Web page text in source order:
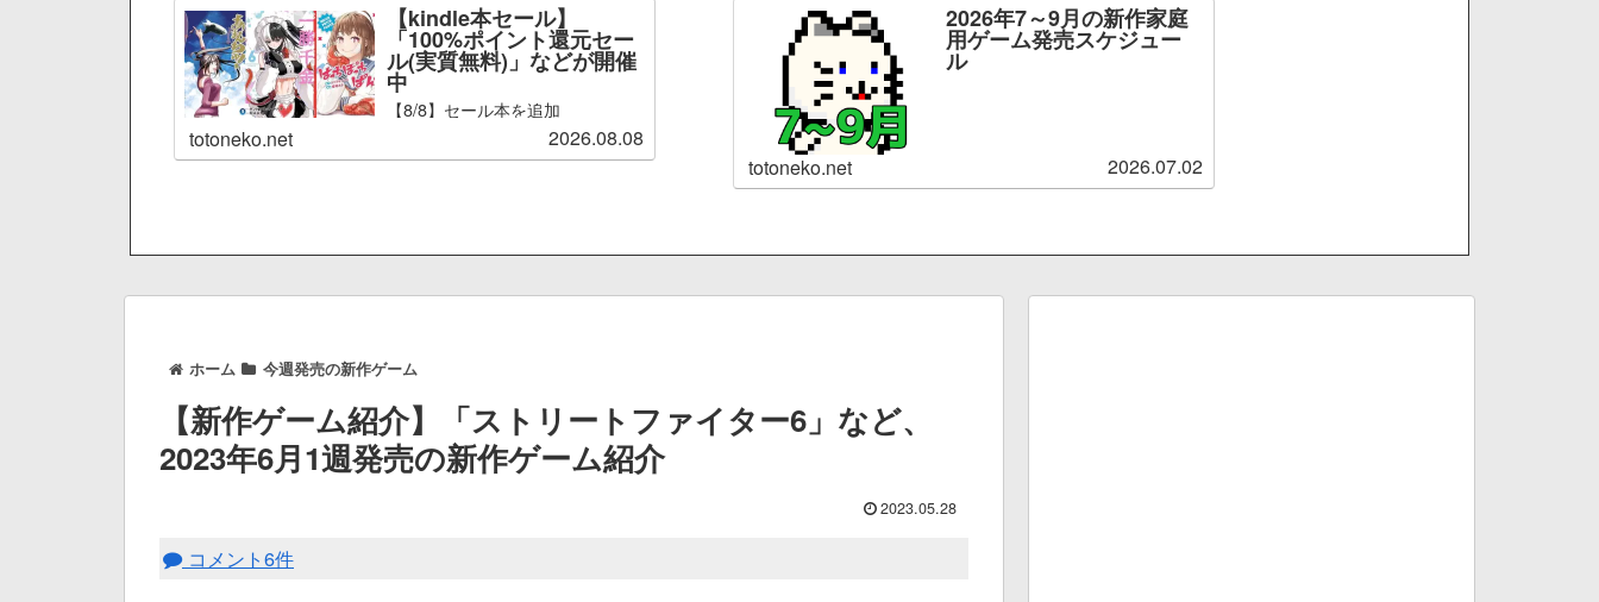
【kindle本セール】
「100%ポイント還元セー
ル(実質無料)」などが開催
中
【8/8】セール本を追加
totoneko.net 2026.08.08
2026年7～9月の新作家庭
用ゲーム発売スケジュー
ル
totoneko.net 2026.07.02
ホーム 今週発売の新作ゲーム
【新作ゲーム紹介】「ストリートファイター6」など、
2023年6月1週発売の新作ゲーム紹介
2023.05.28
コメント6件